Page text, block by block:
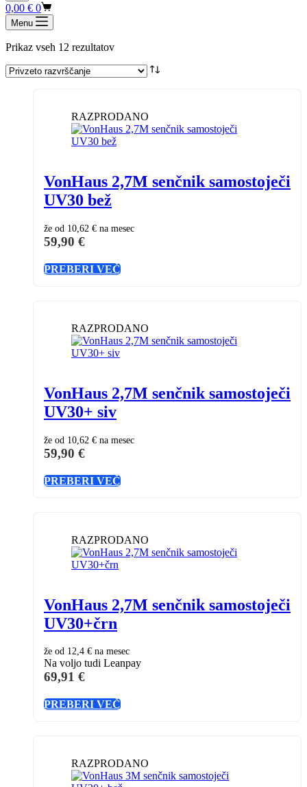
Shopping
cart
0,00 € 0
Menu
Prikaz vseh 12 rezultatov
RAZPRODANO
VonHaus 2,7M senčnik samostoječi
UV30 bež
že od 10,62 € na mesec
59,90 €
PREBERI VEČ
RAZPRODANO
VonHaus 2,7M senčnik samostoječi
UV30+ siv
že od 10,62 € na mesec
59,90 €
PREBERI VEČ
RAZPRODANO
VonHaus 2,7M senčnik samostoječi
UV30+črn
že od 12,4 € na mesec
Na voljo tudi Leanpay
69,91 €
PREBERI VEČ
RAZPRODANO